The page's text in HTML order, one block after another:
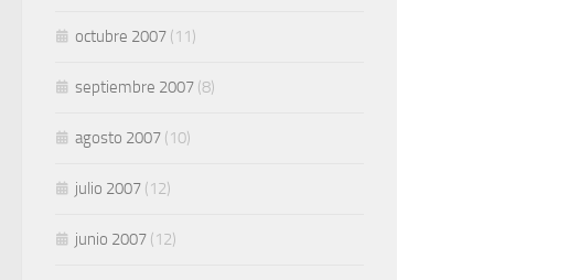
octubre 2007 (11)
septiembre 2007 (8)
agosto 2007 (10)
julio 2007 (12)
junio 2007 (12)